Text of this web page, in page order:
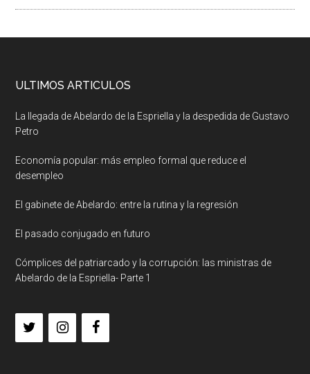
ULTIMOS ARTICULOS
La llegada de Abelardo de la Espriella y la despedida de Gustavo
Petro
Economía popular: más empleo formal que reduce el
desempleo
El gabinete de Abelardo: entre la rutina y la regresión
El pasado conjugado en futuro
Cómplices del patriarcado y la corrupción: las ministras de
Abelardo de la Espriella- Parte 1